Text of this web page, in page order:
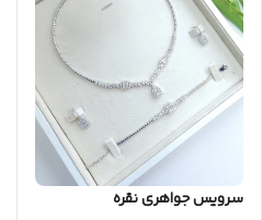
سرویس جواهری نقره